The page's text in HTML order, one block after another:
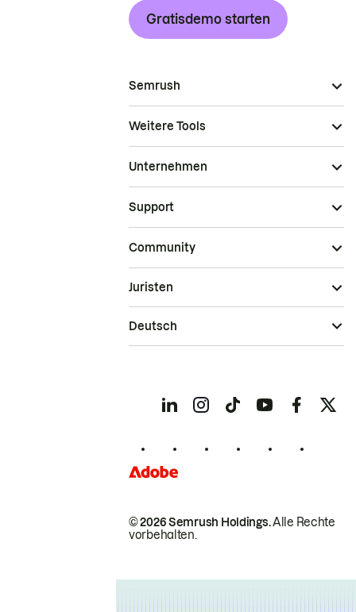
Gratisdemo starten
Semrush
Weitere Tools
Unternehmen
Support
Community
© 2026 Semrush Holdings.Alle Rechte
vorbehalten.
Juristen
Deutsch